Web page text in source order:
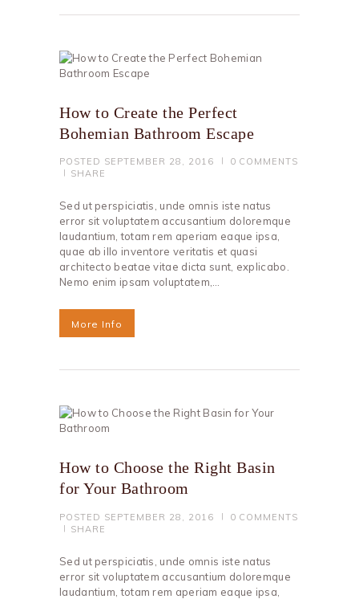
How to Create the Perfect
Bohemian Bathroom Escape
POSTED SEPTEMBER 28, 2016 0 COMMENTS
SHARE
Sed ut perspiciatis, unde omnis iste natus
error sit voluptatem accusantium doloremque
laudantium, totam rem aperiam eaque ipsa,
quae ab illo inventore veritatis et quasi
architecto beatae vitae dicta sunt, explicabo.
Nemo enim ipsam voluptatem,…
More Info
How to Choose the Right Basin
for Your Bathroom
POSTED SEPTEMBER 28, 2016 0 COMMENTS
SHARE
Sed ut perspiciatis, unde omnis iste natus
error sit voluptatem accusantium doloremque
laudantium, totam rem aperiam eaque ipsa,